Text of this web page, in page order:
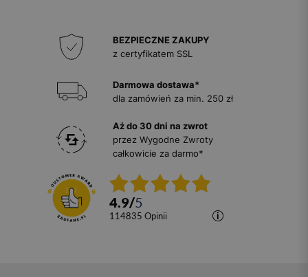
BEZPIECZNE ZAKUPY
z certyfikatem SSL
Darmowa dostawa*
dla zamówień za min. 250 zł
Aż do 30 dni na zwrot
przez Wygodne Zwroty
całkowicie za darmo*
4.9/5
114835 opinii